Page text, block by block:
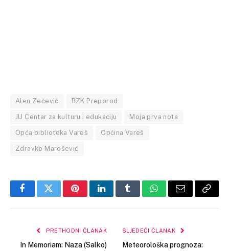
Alen Zečević BZK Preporod
JU Centar za kulturu i edukaciju Moja prva nota
Opća biblioteka Vareš Općina Vareš
Zdravko Marošević
FacebookTwitterPinterestLinkedInTumblrWhatsApp
Email Copy
PRETHODNI ČLANAK
In Memoriam: Naza (Salko)
SLJEDEĆI ČLANAK
Meteorološka prognoza: